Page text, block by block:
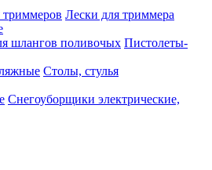
Лески для триммера
шлангов поливочых Пистолеты-
Столы, стулья
Снегоуборщики электрические,